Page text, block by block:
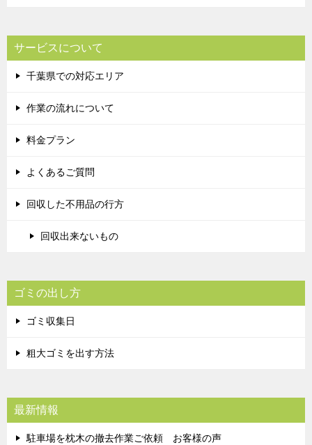
サービスについて
千葉県での対応エリア
作業の流れについて
料金プラン
よくあるご質問
回収した不用品の行方
回収出来ないもの
ゴミの出し方
ゴミ収集日
粗大ゴミを出す方法
最新情報
駐車場を枕木の撤去作業ご依頼 お客様の声